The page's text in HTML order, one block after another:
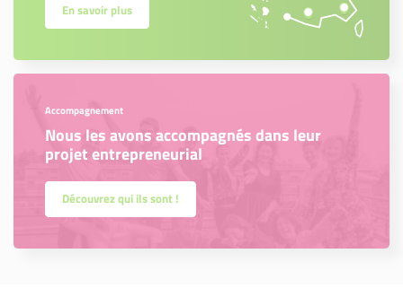
En savoir plus
Accompagnement
Nous les avons accompagnés dans leur
projet entrepreneurial
Découvrez qui ils sont !